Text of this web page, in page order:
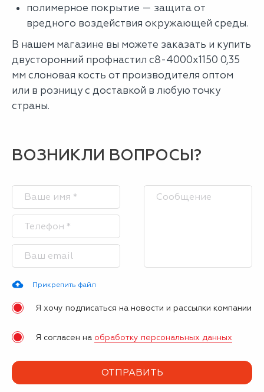
полимерное покрытие — защита от
вредного воздействия окружающей среды.
В нашем магазине вы можете заказать и купить
двусторонний профнастил с8-4000х1150 0,35
мм слоновая кость от производителя оптом
или в розницу с доставкой в любую точку
страны.
ВОЗНИКЛИ ВОПРОСЫ?
Прикрепить файл
Я хочу подписаться на новости и рассылки компании
Я согласен на обработку персональных данных